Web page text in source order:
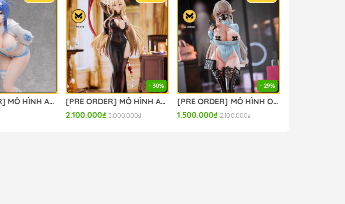
[PRE ORDER] MÔ HÌNH Azur Lane - New Jersey - B-style - 1/3 - Private Quarters Ver. (FREEing, Union Creative International Ltd) FIGURE CHÍNH HÃNG
- 30%
[PRE ORDER] MÔ HÌNH Azur Lane - Bismarck - 1/6 (Bear Panda) FIGURE CHÍNH HÃNG
2.100.000₫ 3.000.000₫
- 29%
[PRE ORDER] MÔ HÌNH Original - Kurona - 1/6 (Hapitopi) FIGURE CHÍNH HÃNG
1.500.000₫ 2.100.000₫